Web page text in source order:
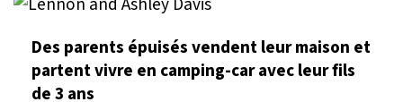
Des parents épuisés vendent leur maison et
partent vivre en camping-car avec leur fils
de 3 ans